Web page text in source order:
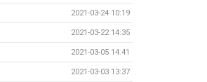
2021-03-24 10:19
2021-03-22 14:35
2021-03-05 14:41
2021-03-03 13:37